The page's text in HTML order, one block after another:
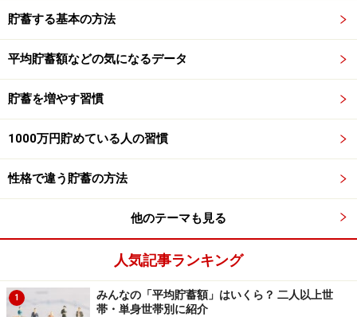
1/4
貯蓄する基本の方法
平均貯蓄額などの気になるデータ
貯蓄を増やす習慣
1000万円貯めている人の習慣
性格で違う貯蓄の方法
他のテーマも見る
人気記事ランキング
1
みんなの「平均貯蓄額」はいくら？ 二人以上世
帯・単身世帯別に紹介